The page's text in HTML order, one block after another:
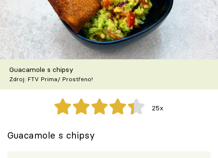
TV Program
Škola vaření
Recepty z TV
Speciál: Cuketa
Těhotnej kuchař
Sledujte prima+
Guacamole s chipsy
Zdroj: FTV Prima/ Prostřeno!
25x
Guacamole s chipsy